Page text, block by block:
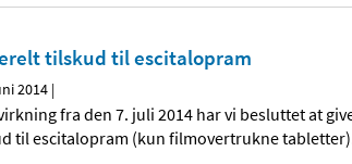
tilskud til escitalopram
2014 |
fra den 7. juli 2014 har vi besluttet at
til escitalopram (kun filmovertrukne